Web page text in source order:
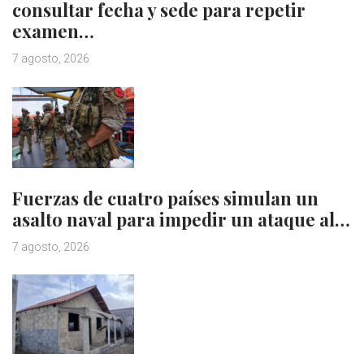
consultar fecha y sede para repetir
examen…
7 agosto, 2026
Fuerzas de cuatro países simulan un
asalto naval para impedir un ataque al…
7 agosto, 2026